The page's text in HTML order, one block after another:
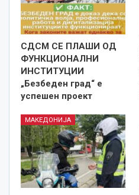
СДСМ СЕ ПЛАШИ ОД
ФУНКЦИОНАЛНИ
ИНСТИТУЦИИ
„Безбеден град“ е
успешен проект
МАКЕДОНИЈА